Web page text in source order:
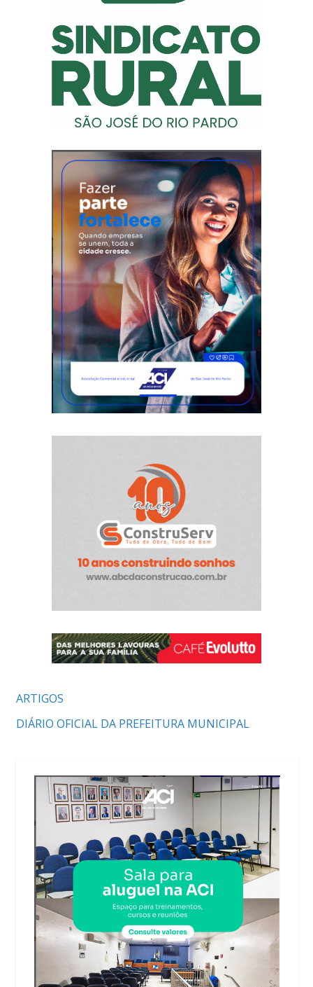
ARTIGOS
DIÁRIO OFICIAL DA PREFEITURA MUNICIPAL